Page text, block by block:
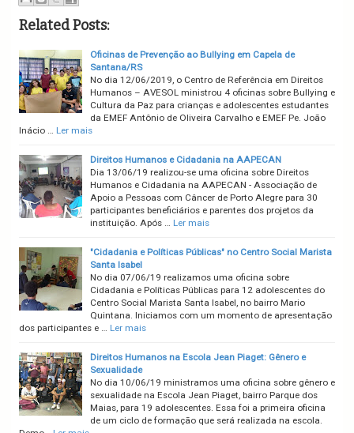
Related Posts:
Oficinas de Prevenção ao Bullying em Capela de
Santana/RS
No dia 12/06/2019, o Centro de Referência em Direitos
Humanos – AVESOL ministrou 4 oficinas sobre Bullying e
Cultura da Paz para crianças e adolescentes estudantes
da EMEF Antônio de Oliveira Carvalho e EMEF Pe. João
Inácio … Ler mais
Direitos Humanos e Cidadania na AAPECAN
Dia 13/06/19 realizou-se uma oficina sobre Direitos
Humanos e Cidadania na AAPECAN - Associação de
Apoio a Pessoas com Câncer de Porto Alegre para 30
participantes beneficiários e parentes dos projetos da
instituição. Após … Ler mais
"Cidadania e Políticas Públicas" no Centro Social Marista
Santa Isabel
No dia 07/06/19 realizamos uma oficina sobre
Cidadania e Políticas Públicas para 12 adolescentes do
Centro Social Marista Santa Isabel, no bairro Mario
Quintana. Iniciamos com um momento de apresentação
dos participantes e … Ler mais
Direitos Humanos na Escola Jean Piaget: Gênero e
Sexualidade
No dia 10/06/19 ministramos uma oficina sobre gênero e
sexualidade na Escola Jean Piaget, bairro Parque dos
Maias, para 19 adolescentes. Essa foi a primeira oficina
de um ciclo de formação que será realizada na escola.